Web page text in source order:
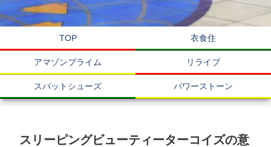
TOP 衣食住
アマゾンプライム リライブ
スパットシューズ パワーストーン
スリーピングビューティーターコイズの意